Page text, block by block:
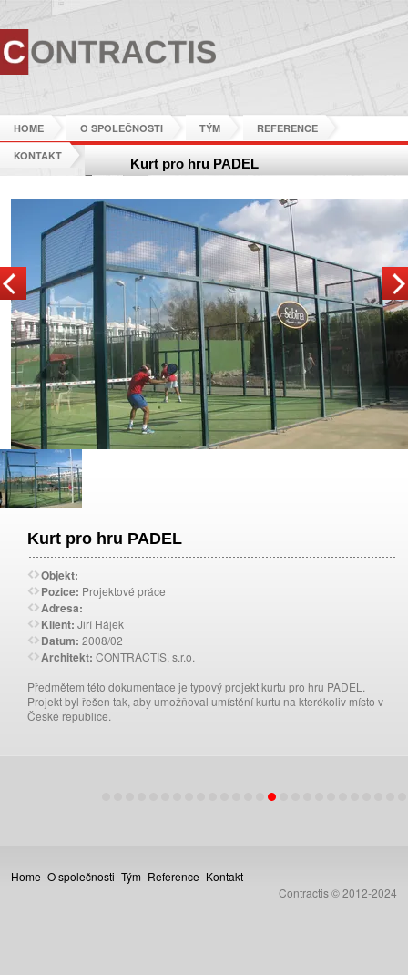
Skip navigation
HOME O SPOLEČNOSTI TÝM
REFERENCE
KONTAKT
Kurt pro hru PADEL
Kurt pro hru PADEL
Objekt:
Pozice: Projektové práce
Adresa:
Klient: Jiří Hájek
Datum: 2008/02
Architekt: CONTRACTIS, s.r.o.
Předmětem této dokumentace je typový projekt kurtu pro hru PADEL.
Projekt byl řešen tak, aby umožňoval umístění kurtu na kterékoliv místo v
České republice.
Home O společnosti Tým Reference Kontakt
Contractis © 2012-2024